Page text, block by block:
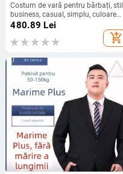
Costum de vară pentru bărbați, stil
business, casual, simplu, culoare
solidă, slim fit, 2024, vara anului
2024, costum de lux ușor, net,
costum exterior, costum de afaceri,
480.89 Lei
add_shopping_cart